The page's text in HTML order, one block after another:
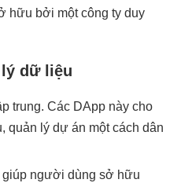
hữu bởi một công ty duy
dữ liệu
trung. Các DApp này cho
quản lý dự án một cách dân
giúp người dùng sở hữu